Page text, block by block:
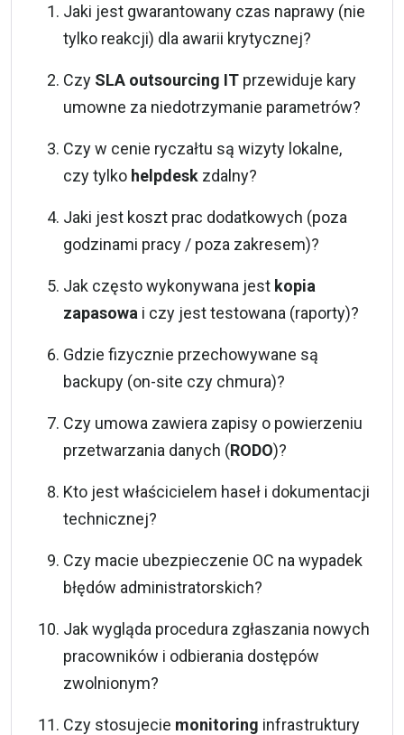
Jaki jest gwarantowany czas naprawy (nie
tylko reakcji) dla awarii krytycznej?
Czy SLA outsourcing IT przewiduje kary
umowne za niedotrzymanie parametrów?
Czy w cenie ryczałtu są wizyty lokalne,
czy tylko helpdesk zdalny?
Jaki jest koszt prac dodatkowych (poza
godzinami pracy / poza zakresem)?
Jak często wykonywana jest kopia
zapasowa i czy jest testowana (raporty)?
Gdzie fizycznie przechowywane są
backupy (on-site czy chmura)?
Czy umowa zawiera zapisy o powierzeniu
przetwarzania danych (RODO)?
Kto jest właścicielem haseł i dokumentacji
technicznej?
Czy macie ubezpieczenie OC na wypadek
błędów administratorskich?
Jak wygląda procedura zgłaszania nowych
pracowników i odbierania dostępów
zwolnionym?
Czy stosujecie monitoring infrastruktury